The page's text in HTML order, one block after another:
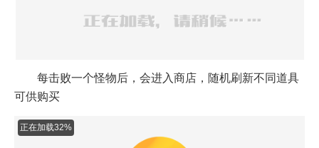
每击败一个怪物后，会进入商店，随机刷新不同道具
可供购买